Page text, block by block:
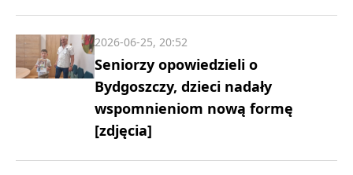
Seniorzy opowiedzieli o
Bydgoszczy, dzieci nadały
wspomnieniom nową formę
[zdjęcia]
2026-06-25, 20:52